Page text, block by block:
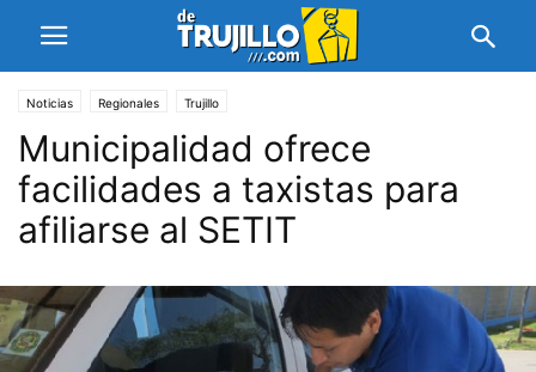
Noticias Regionales Trujillo
Municipalidad ofrece
facilidades a taxistas para
afiliarse al SETIT